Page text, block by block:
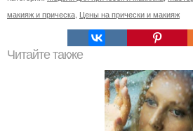
макияж и прическа Цены на прически и макияж
Читайте также